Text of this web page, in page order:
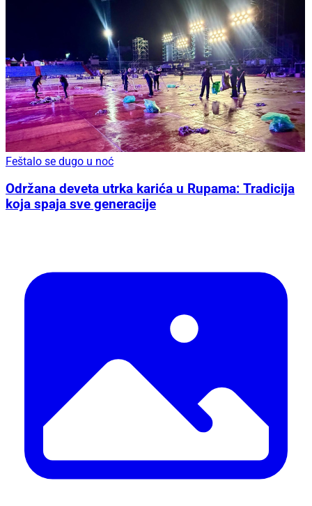
Feštalo se dugo u noć
Održana deveta utrka karića u Rupama: Tradicija
koja spaja sve generacije